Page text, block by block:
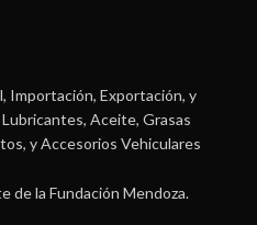
Importación, Exportación, y
Aceite, Grasas
y Accesorios Vehiculares
de la Fundación Mendoza.